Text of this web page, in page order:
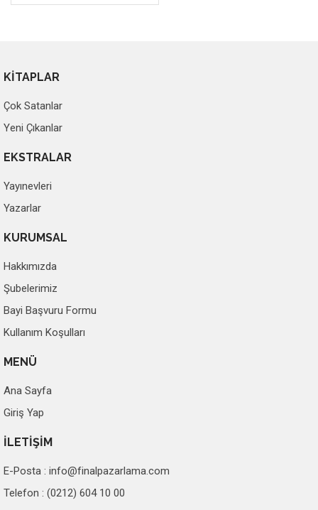
KİTAPLAR
Çok Satanlar
Yeni Çıkanlar
EKSTRALAR
Yayınevleri
Yazarlar
KURUMSAL
Hakkımızda
Şubelerimiz
Bayi Başvuru Formu
Kullanım Koşulları
MENÜ
Ana Sayfa
Giriş Yap
İLETİŞİM
E-Posta : info@finalpazarlama.com
Telefon : (0212) 604 10 00